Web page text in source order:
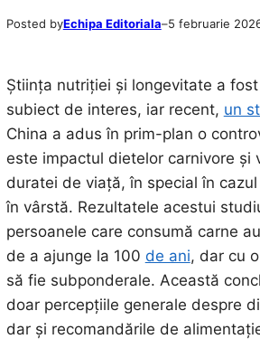
Posted byEchipa Editoriala–5 februarie
Știința nutriției și longevitate a
subiect de interes, iar recent, un
China a adus în prim-plan o
este impactul dietelor carnivore și
duratei de viață, în special în
în vârstă. Rezultatele acestui
persoanele care consumă carne
de a ajunge la 100 de ani, dar cu
să fie subponderale. Această
doar percepțiile generale despre
dar și recomandările de